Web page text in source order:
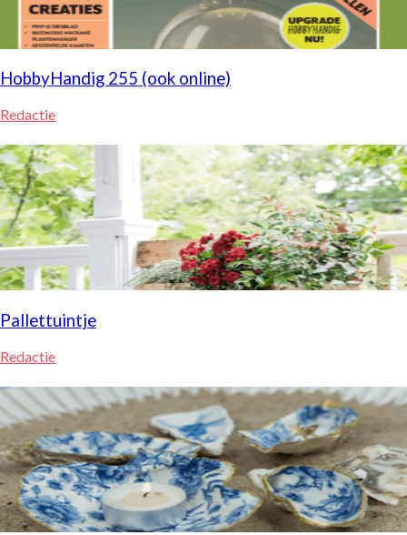
HobbyHandig 255 (ook online)
Redactie
Pallettuintje
Redactie